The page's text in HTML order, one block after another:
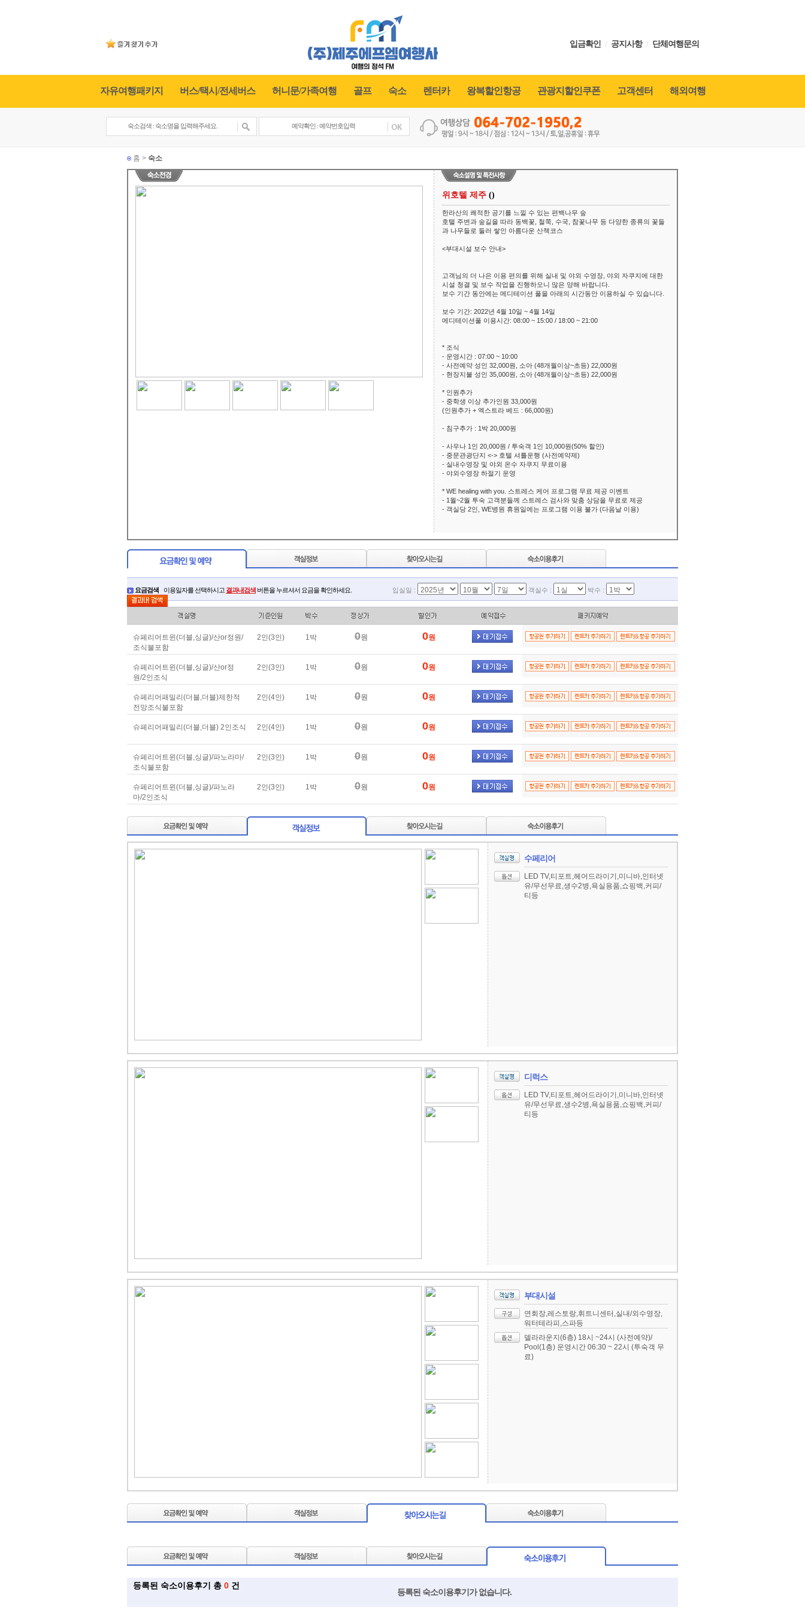
입금확인 / 공지사항/ 단체여행문의
자유여행패키지 버스/택시/전세버스 허니문/가족여행 골프 숙소 렌터카 왕복할인항공 관광지할인쿠폰 고객센터 해외여행
홈 > 숙소
위호텔 제주 ()
한라산의 쾌적한 공기를 느낄 수 있는 편백나무 숲
호텔 주변과 숲길을 따라 동백꽃, 철쭉, 수국, 참꽃나무 등 다양한 종류의 꽃들
과 나무들로 둘러 쌓인 아름다운 산책코스
<부대시설 보수 안내>
고객님의 더 나은 이용 편의를 위해 실내 및 야외 수영장, 야외 자쿠지에 대한
시설 청결 및 보수 작업을 진행하오니 많은 양해 바랍니다.
보수 기간 동안에는 메디테이션 풀을 아래의 시간동안 이용하실 수 있습니다.
보수 기간: 2022년 4월 10일 ~ 4월 14일
메디테이션풀 이용시간: 08:00 ~ 15:00 / 18:00 ~ 21:00
* 조식
- 운영시간 : 07:00 ~ 10:00
- 사전예약 성인 32,000원, 소아 (48개월이상~초등) 22,000원
- 현장지불 성인 35,000원, 소아 (48개월이상~초등) 22,000원
* 인원추가
- 중학생 이상 추가인원 33,000원
(인원추가 + 엑스트라 베드 : 66,000원)
- 침구추가 : 1박 20,000원
- 사우나 1인 20,000원 / 투숙객 1인 10,000원(50% 할인)
- 중문관광단지 <-> 호텔 셔틀운행 (사전예약제)
- 실내수영장 및 야외 온수 자쿠지 무료이용
- 야외수영장 하절기 운영
* WE healing with you. 스트레스 케어 프로그램 무료 제공 이벤트
- 1월~2월 투숙 고객분들께 스트레스 검사와 맞춤 상담을 무료로 제공
- 객실당 2인, WE병원 휴원일에는 프로그램 이용 불가 (다음날 이용)
요금검색 이용일자를 선택하시고 결과내검색 버튼을 누르셔서 요금을 확인하세요. 입실일 : 객실수 : 박수 :
슈페리어트윈(더블,싱글)/산or정원/
조식불포함
2인(3인) 1박 0원 0원
슈페리어트윈(더블,싱글)/산or정
원/2인조식
2인(3인) 1박 0원 0원
슈페리어패밀리(더블,더블)제한적
전망조식불포함
2인(4인) 1박 0원 0원
슈페리어패밀리(더블,더블) 2인조식 2인(4인) 1박 0원 0원
슈페리어트윈(더블,싱글)/파노라마/
조식불포함
2인(3인) 1박 0원 0원
슈페리어트윈(더블,싱글)/파노라
마/2인조식
2인(3인) 1박 0원 0원
수페리어
LED TV,티포트,헤어드라이기,미니바,인터넷
유/무선무료,생수2병,욕실용품,쇼핑백,커피/
티등
디럭스
LED TV,티포트,헤어드라이기,미니바,인터넷
유/무선무료,생수2병,욕실용품,쇼핑백,커피/
티등
부대시설
연회장,레스토랑,휘트니센터,실내/외수영장,
워터테라피,스파등
델라라운지(6층) 18시 ~24시 (사전예약)/
Pool(1층) 운영시간 06:30 ~ 22시 (투숙객 무
료)
등록된 숙소이용후기 총 0 건
등록된 숙소이용후기가 없습니다.